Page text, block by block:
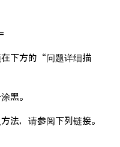
下方的“问题详细描
黑。
法，请参阅下列链接。